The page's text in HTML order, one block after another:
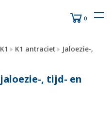
0
K1 K1 antraciet
Jaloezie-,
, tijd- en